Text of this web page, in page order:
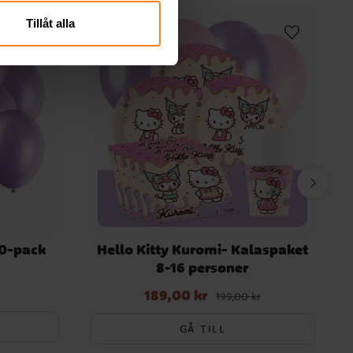
Tillåt alla
pack
Hello Kitty Kuromi- Kalaspaket
8-16 personer
Nuvarande pris:189,00 krTidigare pris
199,00 kr
189,00 kr 199,00 kr
GÅ TILL